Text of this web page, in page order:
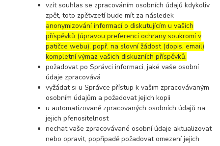
vzít souhlas se zpracováním osobních údajů kdykoliv
zpět, toto zpětvzetí bude mít za následek
anonymizování informací o diskutujícím u vašich
příspěvků (úpravou preferencí ochrany soukromí v
patičce webu), popř. na slovní žádost (dopis, email)
kompletní výmaz vašich diskuzních příspěvků.
požadovat po Správci informaci, jaké vaše osobní
údaje zpracovává
vyžádat si u Správce přístup k vašim zpracovávaným
osobním údajům a požadovat jejich kopii
u automatizovaně zpracovaných osobních údajů na
jejich přenositelnost
nechat vaše zpracovávané osobní údaje aktualizovat
nebo opravit, popřípadě požadovat omezení jejich